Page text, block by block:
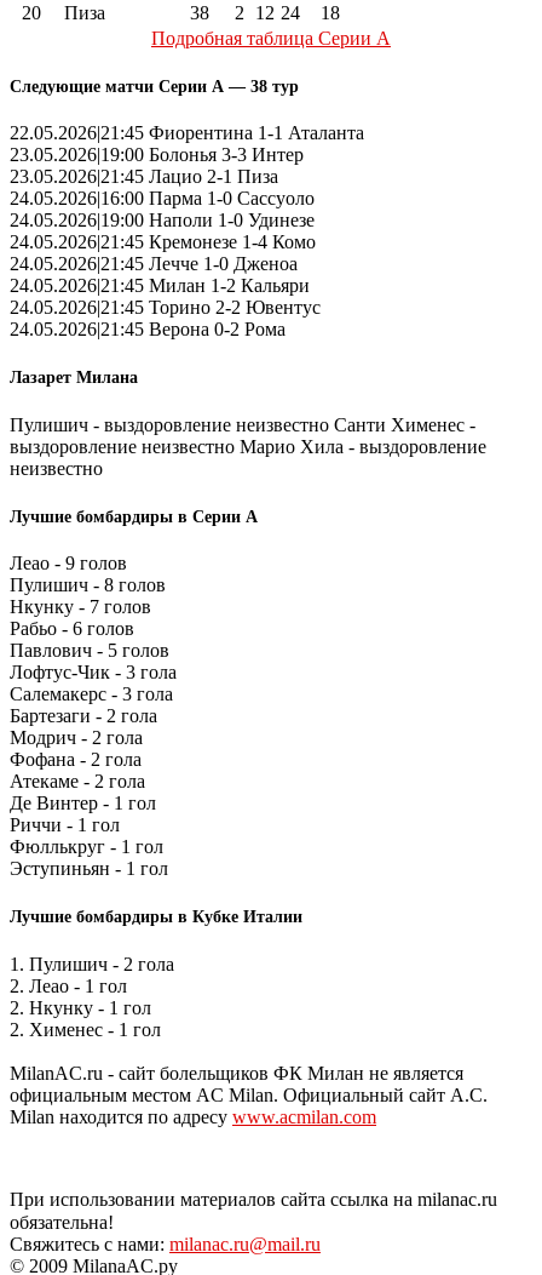
20
Пиза 38 2 12 24
18
Подробная таблица Серии А
Следующие матчи Серии А — 38 тур
22.05.2026|21:45 Фиорентина 1-1 Аталанта
23.05.2026|19:00 Болонья 3-3 Интер
23.05.2026|21:45 Лацио 2-1 Пиза
24.05.2026|16:00 Парма 1-0 Сассуоло
24.05.2026|19:00 Наполи 1-0 Удинезе
24.05.2026|21:45 Кремонезе 1-4 Комо
24.05.2026|21:45 Лечче 1-0 Дженоа
24.05.2026|21:45 Милан 1-2 Кальяри
24.05.2026|21:45 Торино 2-2 Ювентус
24.05.2026|21:45 Верона 0-2 Рома
Лазарет Милана
Пулишич - выздоровление неизвестно Санти Хименес -
выздоровление неизвестно Марио Хила - выздоровление
неизвестно
Лучшие бомбардиры в Серии А
Леао - 9 голов
Пулишич - 8 голов
Нкунку - 7 голов
Рабьо - 6 голов
Павлович - 5 голов
Лофтус-Чик - 3 гола
Салемакерс - 3 гола
Бартезаги - 2 гола
Модрич - 2 гола
Фофана - 2 гола
Атекаме - 2 гола
Де Винтер - 1 гол
Риччи - 1 гол
Фюллькруг - 1 гол
Эступиньян - 1 гол
Лучшие бомбардиры в Кубке Италии
1. Пулишич - 2 гола
2. Леао - 1 гол
2. Нкунку - 1 гол
2. Хименес - 1 гол
MilanAC.ru - сайт болельщиков ФК Милан не является
официальным местом AC Milan. Официальный сайт A.C.
Milan находится по адресу www.acmilan.com
При использовании материалов сайта ссылка на milanac.ru
обязательна!
Свяжитесь с нами: milanac.ru@mail.ru
© 2009 MilanaAC.ру